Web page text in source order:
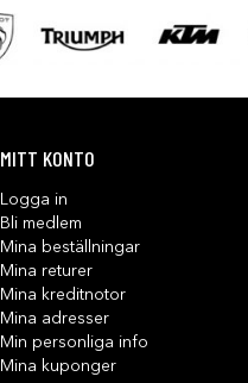
MITT KONTO
Logga in
Bli medlem
Mina beställningar
Mina returer
Mina kreditnotor
Mina adresser
Min personliga info
Mina kuponger